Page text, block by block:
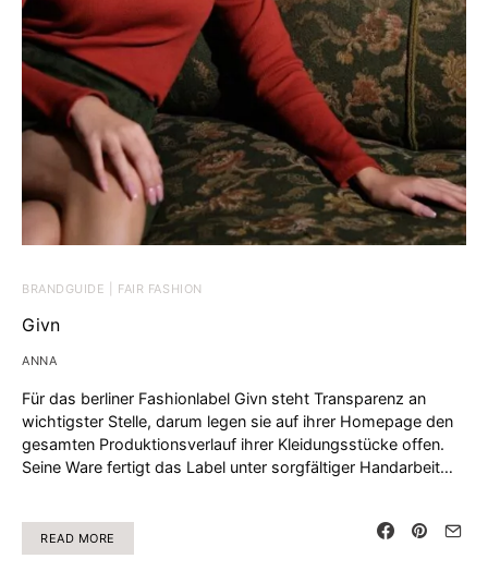
BRANDGUIDE | FAIR FASHION
Givn
ANNA
Für das berliner Fashionlabel Givn steht Transparenz an
wichtigster Stelle, darum legen sie auf ihrer Homepage den
gesamten Produktionsverlauf ihrer Kleidungsstücke offen.
Seine Ware fertigt das Label unter sorgfältiger Handarbeit…
READ MORE